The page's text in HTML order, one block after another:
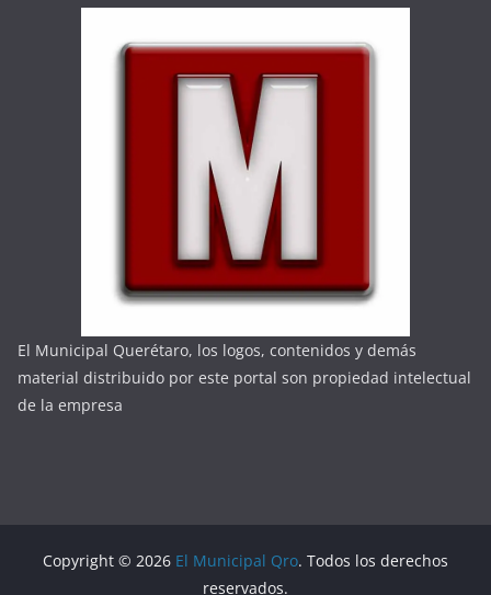
El Municipal Querétaro, los logos, contenidos y demás
material distribuido por este portal son propiedad intelectual
de la empresa
Copyright © 2026 El Municipal Qro. Todos los derechos
reservados.